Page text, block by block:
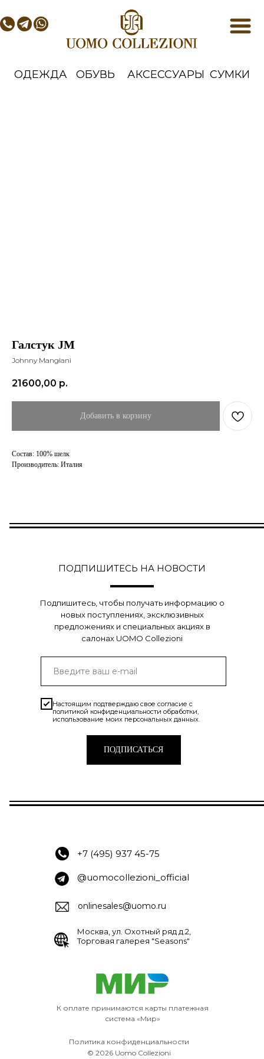
Галстук JM
Johnny Manglani
21600,00 р.
Добавить в корзину
Состав: 100% шелк
Производитель: Италия
Настоящим подтверждаю свое согласие с
политикой конфиденциальности обработки,
использование моих персональных данных.
ПОДПИСАТЬСЯ
ПОДПИШИТЕСЬ НА НОВОСТИ
Подпишитесь, чтобы получать информацию о
новых поступлениях, эксклюзивных
предложениях и специальных акциях в
салонах UOMO Collezioni
© 2026 Uomo Collezioni
@uomocollezioni_official
+7 (495) 937 45-75
onlinesales@uomo.ru
Москва, ул. Охотный ряд д.2,
Торговая галерея "Seasons"
Политика конфиденциальности
К оплате принимаются карты платежная
система «Мир»